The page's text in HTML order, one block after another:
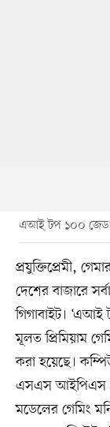
এআই টপ ১০০
প্রযুক্তিপ্রেমী,
দেশের বাজারে
গিগাবাইট।
মূলত প্রিমিয়াম
করা হয়েছে।
এসএস আইপিএস
মডেলের গেমিং